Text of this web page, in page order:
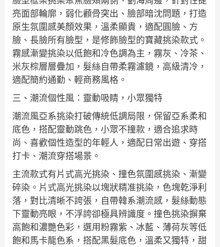
亮面部輪廓，弱化顴骨突出、臉部暗沈問題，打造
原生氛圍感美顏效果，溫柔顯貴，適配圓臉、方
臉、長臉所有臉型，是修飾臉型的寶藏挑染款式。
霧感漸變挑染以低飽和冷色調為主，霧灰、冷茶、
米灰棕層層疊加，髮絲自帶柔霧濾鏡，高級清冷，
適配簡約通勤、輕商務風格。
三、潮流個性風：靈動吸睛，小眾獨特
潮流風亞系挑染打破傳統低調局限，保留亞系柔和
底色，搭配靈動跳色，小眾不撞款，適合追求時
尚、喜歡個性造型的年輕人，適配日常出遊、穿搭
打卡、潮流穿搭場景。
主流款式有片式高光挑染、撞色氛圍感挑染、漸變
碎染。片式高光挑染以塊狀精准挑染，色塊乾淨利
落，對比清晰不誇張，自帶韓系潮流感，髮絲動態
下靈動亮眼，不浮誇卻極具辨識度。撞色挑染摒棄
高飽和濃艷色彩，選用粉霧紫、冰藍、薄荷灰等低
飽和馬卡龍色系，搭配黑髮底色，溫柔又獨特，甜